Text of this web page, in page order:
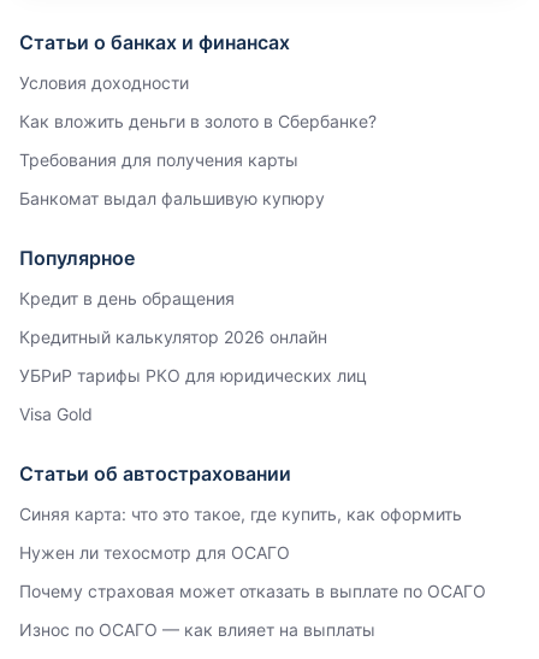
Статьи о банках и финансах
Условия доходности
Как вложить деньги в золото в Сбербанке?
Требования для получения карты
Банкомат выдал фальшивую купюру
Популярное
Кредит в день обращения
Кредитный калькулятор 2026 онлайн
УБРиР тарифы РКО для юридических лиц
Visa Gold
Статьи об автостраховании
Синяя карта: что это такое, где купить, как оформить
Нужен ли техосмотр для ОСАГО
Почему страховая может отказать в выплате по ОСАГО
Износ по ОСАГО — как влияет на выплаты